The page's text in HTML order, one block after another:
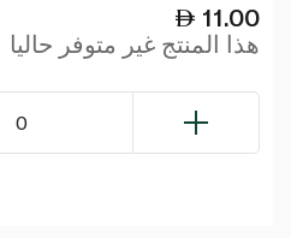
11.00
هذا المنتج غير متوفر حاليا
0